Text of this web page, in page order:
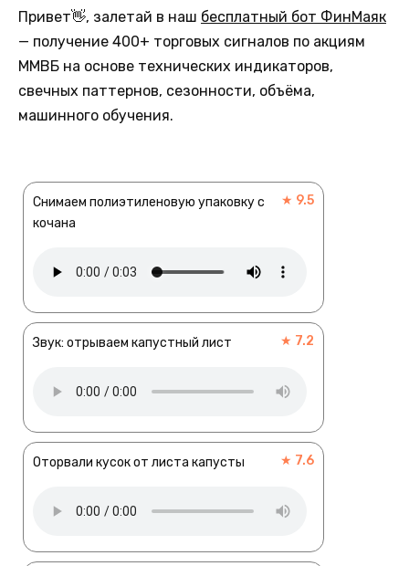
Привет👋, залетай в наш бесплатный бот ФинМаяк
— получение 400+ торговых сигналов по акциям
ММВБ на основе технических индикаторов,
свечных паттернов, сезонности, объёма,
машинного обучения.
Снимаем полиэтиленовую упаковку с
кочана
★ 9.5
Звук: отрываем капустный лист ★ 7.2
Оторвали кусок от листа капусты ★ 7.6